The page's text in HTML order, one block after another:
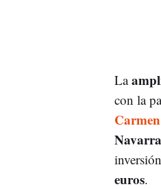
La
con la
Navarra
euros.